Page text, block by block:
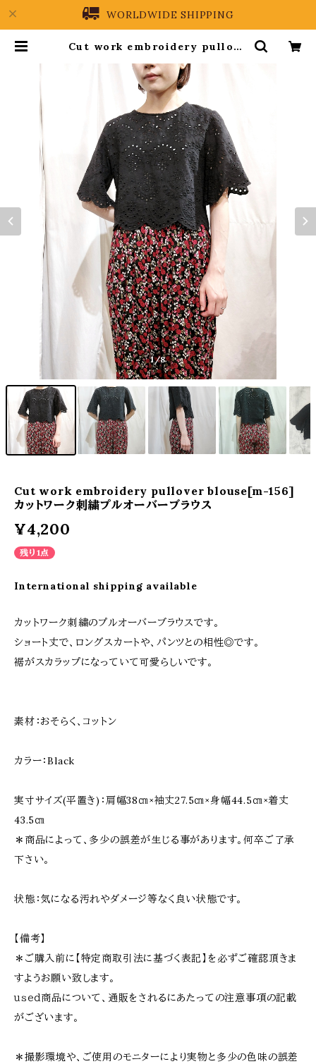
WORLDWIDE SHIPPING
Cut work embroidery pullove
プルオーバーブラウス | PREIN
1/8
Cut work embroidery pullover blouse[m-156]
カットワーク刺繍プルオーバーブラウス
¥4,200
残り1点
International shipping available
カットワーク刺繍のプルオーバーブラウスです。
ショート丈で、ロングスカートや、パンツとの相性◎です。
裾がスカラップになっていて可愛らしいです。
素材：おそらく、コットン
カラー：Black
実寸サイズ(平置き)：肩幅38㎝×袖丈27.5㎝×身幅44.5㎝×着丈
43.5㎝
＊商品によって、多少の誤差が生じる事があります。何卒ご了承
下さい。
状態：気になる汚れやダメージ等なく良い状態です。
【備考】
＊ご購入前に【特定商取引法に基づく表記】を必ずご確認頂きま
すようお願い致します。
ｕｓｅｄ商品について、通販をされるにあたっての注意事項の記載
がございます。
＊撮影環境や、ご使用のモニターにより実物と多少の色味の誤差